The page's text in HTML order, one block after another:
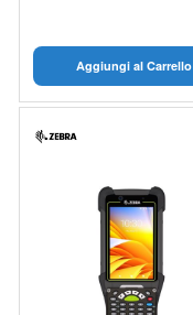
Aggiungi al Carrello